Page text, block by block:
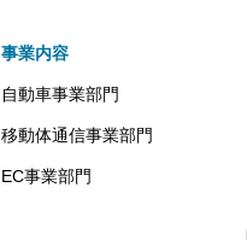
事業内容
自動車事業部門
移動体通信事業部門
EC事業部門